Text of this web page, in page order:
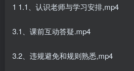
1 1.1、认识老师与学习安排,mp4
3.1、课前互动答疑.mp4
3.2、违规避免和规则熟悉,mp4